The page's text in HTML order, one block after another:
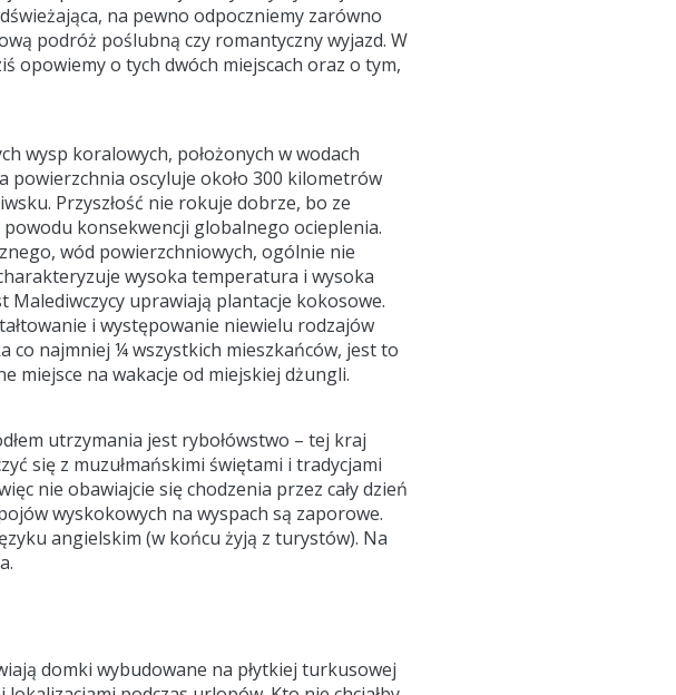
na pewno odpoczniemy zarówno
podróż poślubną czy romantyczny wyjazd. W
opowiemy o tych dwóch miejscach oraz o tym,
wysp koralowych, położonych w wodach
powierzchnia oscyluje około 300 kilometrów
Przyszłość nie rokuje dobrze, bo ze
konsekwencji globalnego ocieplenia.
wód powierzchniowych, ogólnie nie
wysoka temperatura i wysoka
uprawiają plantacje kokosowe.
i występowanie niewielu rodzajów
co najmniej ¼ wszystkich mieszkańców, jest to
miejsce na wakacje od miejskiej dżungli.
utrzymania jest rybołówstwo – tej kraj
się z muzułmańskimi świętami i tradycjami
nie obawiajcie się chodzenia przez cały dzień
wyskokowych na wyspach są zaporowe.
angielskim (w końcu żyją z turystów). Na
domki wybudowane na płytkiej turkusowej